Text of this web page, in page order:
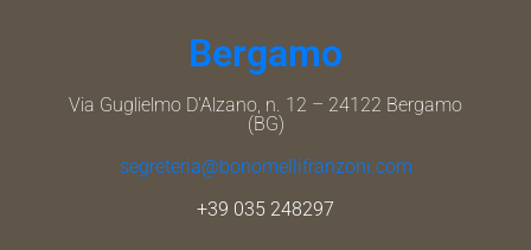
Bergamo
Via Guglielmo D'Alzano, n. 12 – 24122 Bergamo
(BG)
segreteria@bonomellifranzoni.com
+39 035 248297